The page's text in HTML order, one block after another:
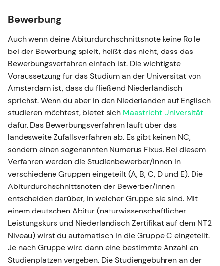
Bewerbung
Auch wenn deine Abiturdurchschnittsnote keine Rolle
bei der Bewerbung spielt, heißt das nicht, dass das
Bewerbungsverfahren einfach ist. Die wichtigste
Voraussetzung für das Studium an der Universität von
Amsterdam ist, dass du fließend Niederländisch
sprichst. Wenn du aber in den Niederlanden auf Englisch
studieren möchtest, bietet sich Maastricht Universität
dafür. Das Bewerbungsverfahren läuft über das
landesweite Zufallsverfahren ab. Es gibt keinen NC,
sondern einen sogenannten Numerus Fixus. Bei diesem
Verfahren werden die Studienbewerber/innen in
verschiedene Gruppen eingeteilt (A, B, C, D und E). Die
Abiturdurchschnittsnoten der Bewerber/innen
entscheiden darüber, in welcher Gruppe sie sind. Mit
einem deutschen Abitur (naturwissenschaftlicher
Leistungskurs und Niederländisch Zertifikat auf dem NT2
Niveau) wirst du automatisch in die Gruppe C eingeteilt.
Je nach Gruppe wird dann eine bestimmte Anzahl an
Studienplätzen vergeben. Die Studiengebühren an der